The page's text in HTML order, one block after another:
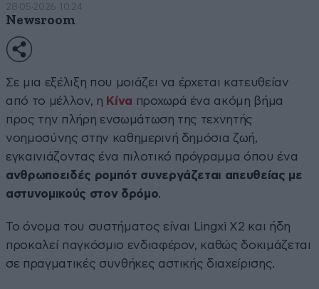
28·05·2026 10:24
Newsroom
Σε μια εξέλιξη που μοιάζει να έρχεται κατευθείαν
από το μέλλον, η Κίνα προχωρά ένα ακόμη βήμα
προς την πλήρη ενσωμάτωση της τεχνητής
νοημοσύνης στην καθημερινή δημόσια ζωή,
εγκαινιάζοντας ένα πιλοτικό πρόγραμμα όπου ένα
ανθρωποειδές ρομπότ συνεργάζεται απευθείας με
αστυνομικούς στον δρόμο.
Το όνομα του συστήματος είναι Lingxi X2 και ήδη
προκαλεί παγκόσμιο ενδιαφέρον, καθώς δοκιμάζεται
σε πραγματικές συνθήκες αστικής διαχείρισης.